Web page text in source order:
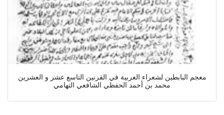
معجم البابطين لشعراء العربية في القرنين التاسع عشر و العشرين
محمد بن أحمد الحفظي الشافعي التهامي